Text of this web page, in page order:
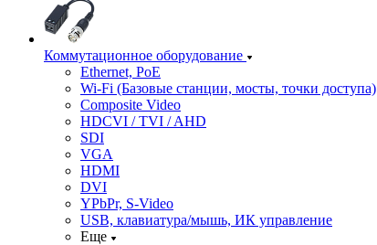
Коммутационное оборудование
Ethernet, PoE
Wi-Fi (Базовые станции, мосты, точки доступа)
Composite Video
HDCVI / TVI / AHD
SDI
VGA
HDMI
DVI
YPbPr, S-Video
USB, клавиатура/мышь, ИК управление
Еще